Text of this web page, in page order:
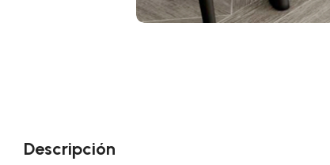
Descripción